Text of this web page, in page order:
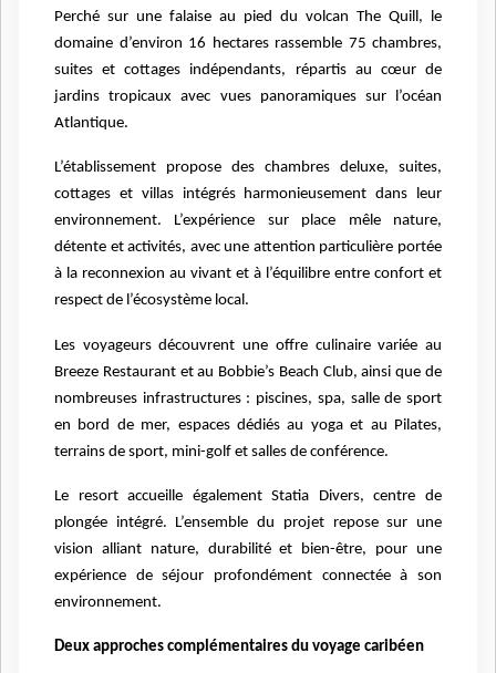
Perché sur une falaise au pied du volcan The Quill, le
domaine d’environ 16 hectares rassemble 75 chambres,
suites et cottages indépendants, répartis au cœur de
jardins tropicaux avec vues panoramiques sur l’océan
Atlantique.
L’établissement propose des chambres deluxe, suites,
cottages et villas intégrés harmonieusement dans leur
environnement. L’expérience sur place mêle nature,
détente et activités, avec une attention particulière portée
à la reconnexion au vivant et à l’équilibre entre confort et
respect de l’écosystème local.
Les voyageurs découvrent une offre culinaire variée au
Breeze Restaurant et au Bobbie’s Beach Club, ainsi que de
nombreuses infrastructures : piscines, spa, salle de sport
en bord de mer, espaces dédiés au yoga et au Pilates,
terrains de sport, mini-golf et salles de conférence.
Le resort accueille également Statia Divers, centre de
plongée intégré. L’ensemble du projet repose sur une
vision alliant nature, durabilité et bien-être, pour une
expérience de séjour profondément connectée à son
environnement.
Deux approches complémentaires du voyage caribéen